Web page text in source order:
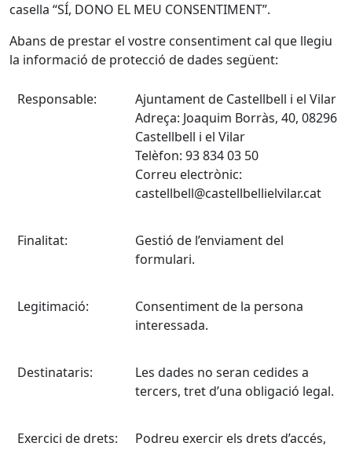
casella “SÍ, DONO EL MEU CONSENTIMENT”.
Abans de prestar el vostre consentiment cal que llegiu
la informació de protecció de dades següent:
Responsable:
Ajuntament de Castellbell i el Vilar
Adreça: Joaquim Borràs, 40, 08296
Castellbell i el Vilar
Telèfon: 93 834 03 50
Correu electrònic:
castellbell@castellbellielvilar.cat
Finalitat:
Gestió de l’enviament del
formulari.
Legitimació:
Consentiment de la persona
interessada.
Destinataris:
Les dades no seran cedides a
tercers, tret d’una obligació legal.
Exercici de drets:
Podreu exercir els drets d’accés,